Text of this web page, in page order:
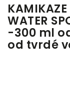
WATER
-300 ml
od tvrdé